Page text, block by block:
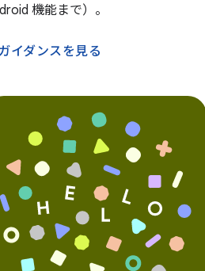
機能まで）。
イダンスを見る